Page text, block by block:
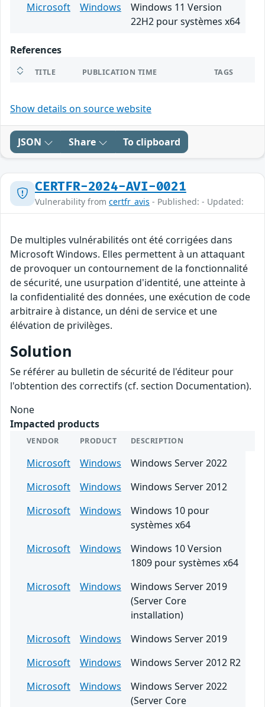
Microsoft
Windows
Windows 11 Version
22H2 pour systèmes x64
References
TITLE PUBLICATION TIME TAGS
Show details on source website
JSON Share To clipboard
CERTFR-2024-AVI-0021
Vulnerability from certfr_avis - Published: - Updated:
De multiples vulnérabilités ont été corrigées dans
Microsoft Windows. Elles permettent à un attaquant
de provoquer un contournement de la fonctionnalité
de sécurité, une usurpation d'identité, une atteinte à
la confidentialité des données, une exécution de code
arbitraire à distance, un déni de service et une
élévation de privilèges.
Solution
Se référer au bulletin de sécurité de l'éditeur pour
l'obtention des correctifs (cf. section Documentation).
None
Impacted products
VENDOR PRODUCT DESCRIPTION
Microsoft Windows
Windows Server 2022
Microsoft
Windows
Windows Server 2012
Microsoft
Windows
Windows 10 pour
systèmes x64
Microsoft
Windows
Windows 10 Version
1809 pour systèmes x64
Microsoft
Windows
Windows Server 2019
(Server Core
installation)
Microsoft
Windows
Windows Server 2019
Microsoft
Windows
Windows Server 2012 R2
Microsoft
Windows
Windows Server 2022
(Server Core